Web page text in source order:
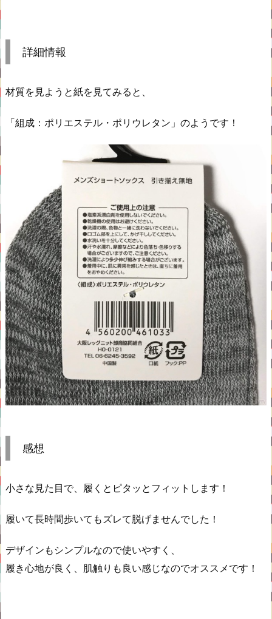
詳細情報
材質を見ようと紙を見てみると、
「組成：ポリエステル・ポリウレタン」のようです！
感想
小さな見た目で、履くとピタッとフィットします！
履いて長時間歩いてもズレて脱げませんでした！
デザインもシンプルなので使いやすく、
履き心地が良く、肌触りも良い感じなのでオススメです！